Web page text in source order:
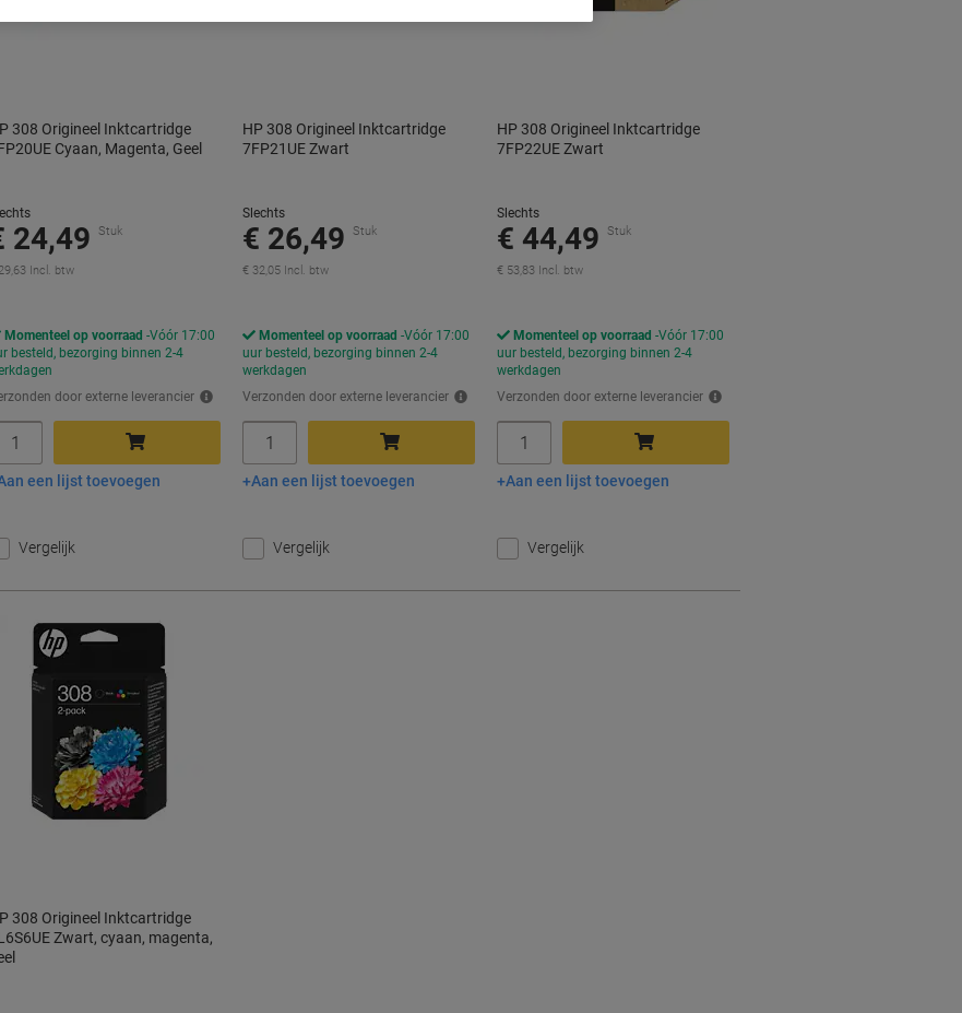
308 Origineel Inktcartridge
Cyaan, Magenta, Geel
24,49 Stuk
Incl. btw
Momenteel op voorraad Vóór 17:00
besteld, bezorging binnen 2-4
door externe leverancier
In winkelwagen
een lijst toevoegen
Vergelijk
HP 308 Origineel Inktcartridge
7FP21UE Zwart
Slechts
€ 26,49 Stuk
€ 32,05 Incl. btw
Momenteel op voorraad Vóór 17:00
uur besteld, bezorging binnen 2-4
werkdagen
Verzonden door externe leverancier
In winkelwagen
Aan een lijst toevoegen
Vergelijk
HP 308 Origineel Inktcartridge
7FP22UE Zwart
Slechts
€ 44,49 Stuk
€ 53,83 Incl. btw
Momenteel op voorraad Vóór 17:00
uur besteld, bezorging binnen 2-4
werkdagen
Verzonden door externe leverancier
In winkelwagen
Aan een lijst toevoegen
Vergelijk
308 Origineel Inktcartridge
Zwart, cyaan, magenta,